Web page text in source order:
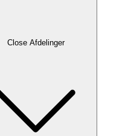
Close Afdelinger